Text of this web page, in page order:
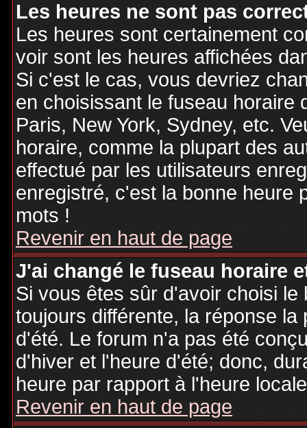
Les heures ne sont pas
Les heures sont certainement
voir sont les heures affichées
Si c'est le cas, vous devriez
en choisissant le fuseau horaire
Paris, New York, Sydney, etc.
horaire, comme la plupart des
effectué par les utilisateurs
enregistré, c'est la bonne heure
mots !
Revenir en haut de page
J'ai changé le fuseau horaire
Si vous êtes sûr d'avoir choisi
toujours différente, la réponse
d'été. Le forum n'a pas été
d'hiver et l'heure d'été; donc,
heure par rapport à l'heure
Revenir en haut de page